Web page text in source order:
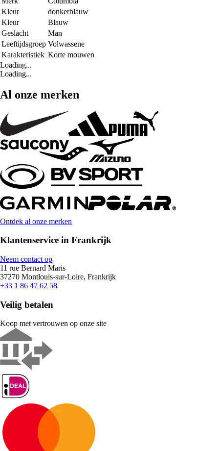
Kleur
donkerblauw
Kleur
Blauw
Geslacht
Man
Leeftijdsgroep Volwassene
Karakteristiek Korte mouwen
Loading...
Loading...
Al onze merken
Ontdek al onze merken
Klantenservice in Frankrijk
Neem contact op
11 rue Bernard Maris
37270 Montlouis-sur-Loire, Frankrijk
+33 1 86 47 62 58
Veilig betalen
Koop met vertrouwen op onze site